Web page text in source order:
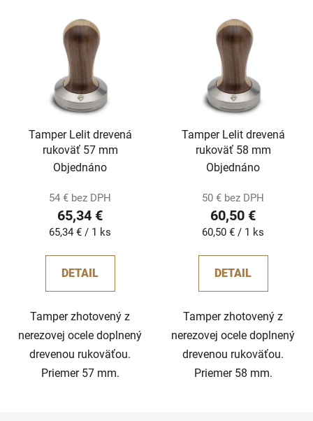
Tamper Lelit drevená
rukoväť 57 mm
Objednáno
54 € bez DPH
65,34 €
Jednotková
65,34 € / 1 ks
DETAIL
Tamper zhotovený z
nerezovej ocele doplnený
drevenou rukoväťou.
Priemer 57 mm.
Tamper Lelit drevená
rukoväť 58 mm
Objednáno
50 € bez DPH
60,50 €
Jednotková
60,50 € / 1 ks
DETAIL
Tamper zhotovený z
nerezovej ocele doplnený
drevenou rukoväťou.
Priemer 58 mm.